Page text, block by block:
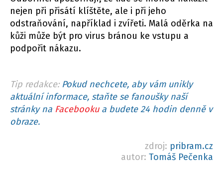
nejen při přisátí klíštěte, ale i při jeho
odstraňování, například i zvířeti. Malá oděrka na
kůži může být pro virus bránou ke vstupu a
podpořit nákazu.
Tip redakce: Pokud nechcete, aby vám unikly
aktuální informace, staňte se fanoušky naší
stránky na Facebookua budete 24 hodin denně v
obraze.
zdroj: pribram.cz
autor: Tomáš Pečenka